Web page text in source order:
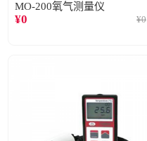
MO-200氧气测量仪
¥0 ¥0